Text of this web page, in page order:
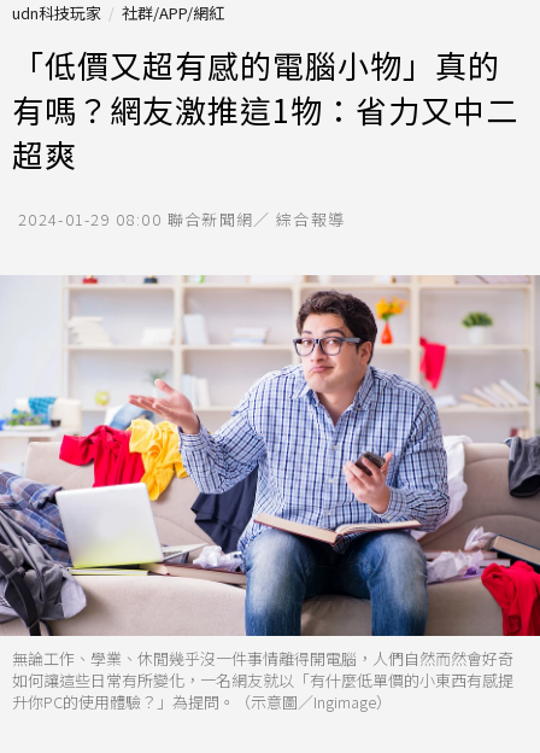
udn科技玩家 社群/APP/網紅
「低價又超有感的電腦小物」真的
有嗎？網友激推這1物：省力又中二
超爽
2024-01-29 08:00 聯合新聞網／ 綜合報導
無論工作、學業、休閒幾乎沒一件事情離得開電腦，人們自然而然會好奇
如何讓這些日常有所變化，一名網友就以「有什麼低單價的小東西有感提
升你PC的使用體驗？」為提問。（示意圖／Ingimage）